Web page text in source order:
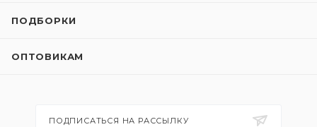
ПОДБОРКИ
ОПТОВИКАМ
ПОДПИСАТЬСЯ НА РАССЫЛКУ